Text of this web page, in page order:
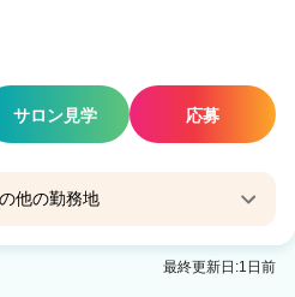
サロン見学 応募
他の勤務地
spa&treatment 会津
最終更新日:1日前